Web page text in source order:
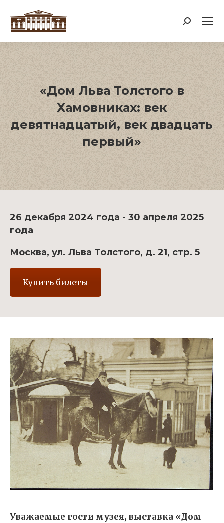
Поиск:
«Дом Льва Толстого в
Хамовниках: век
девятнадцатый, век двадцать
первый»
26 декабря 2024 года - 30 апреля 2025
года
Москва, ул. Льва Толстого, д. 21, стр. 5
Купить билеты
Уважаемые гости музея, выставка «Дом